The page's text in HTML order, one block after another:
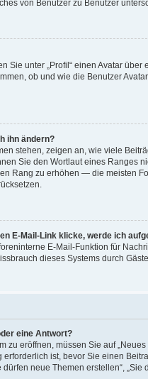
von Benutzer zu Benutzer
Sie unter „Profil“ einen Avatar
ob und wie die Benutzer
ihn ändern?
stehen, zeigen an, wie viele
Sie den Wortlaut eines Ranges
Rang zu erhöhen — die meisten
E-Mail-Link klicke, werde ich
E-Mail-Funktion für
dieses Systems durch
eine Antwort?
zu eröffnen, müssen Sie auf
erforderlich ist, bevor Sie einen
dürfen neue Themen erstellen“,